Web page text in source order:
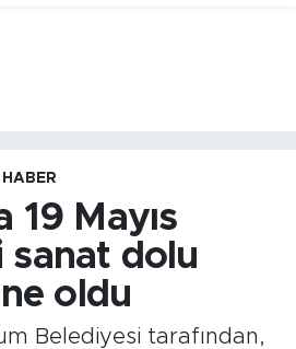
19 Mayıs
dolu
oldu
Belediyesi tarafından,
Durumu ve Fikstür